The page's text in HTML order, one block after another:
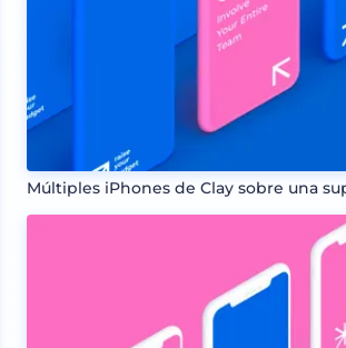
Múltiples iPhones de Clay sobre una